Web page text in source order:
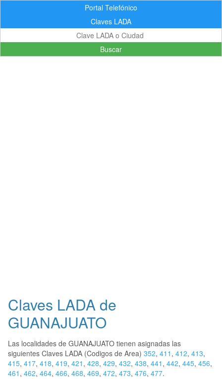
Portal Telefónico
Claves LADA
Buscar
Claves LADA de
GUANAJUATO
Las localidades de GUANAJUATO tienen asignadas las
siguientes Claves LADA (Codigos de Area) 352, 411 , 412, 413,
415, 417, 418, 419, 421 , 428, 429, 432, 438, 441 , 442, 445, 456,
461 , 462, 464, 466, 468, 469, 472, 473, 476, 477.